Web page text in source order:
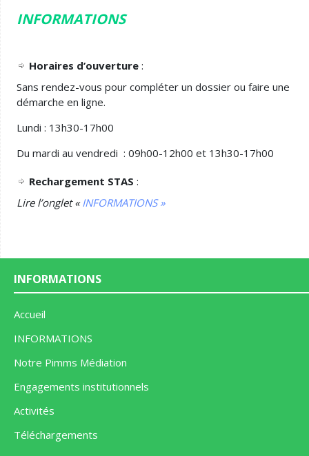
INFORMATIONS
Horaires d’ouverture:
Sans rendez-vous pour compléter un dossier ou faire une
démarche en ligne.
Lundi : 13h30-17h00
Du mardi au vendredi : 09h00-12h00 et 13h30-17h00
Rechargement STAS :
Lire l’onglet«INFORMATIONS »
INFORMATIONS
Accueil
INFORMATIONS
Notre Pimms Médiation
Engagements institutionnels
Activités
Téléchargements